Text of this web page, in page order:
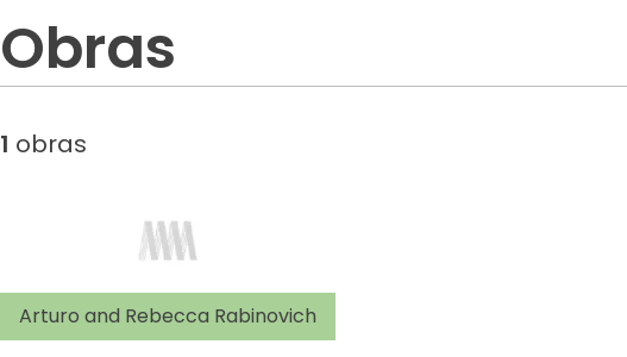
Obras
1 obras
Arturo and Rebecca Rabinovich